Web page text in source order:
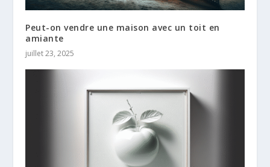
Peut-on vendre une maison avec un toit en
amiante​
juillet 23, 2025